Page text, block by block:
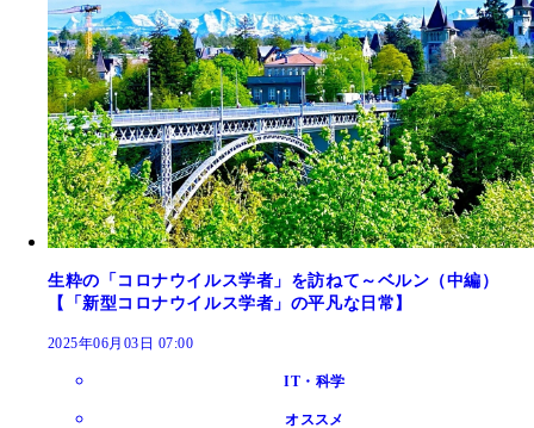
生粋の「コロナウイルス学者」を訪ねて～ベルン（中編）
【「新型コロナウイルス学者」の平凡な日常】
2025年06月03日 07:00
IT・科学
オススメ